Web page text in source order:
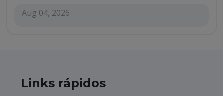
Aug 04, 2026
Links rápidos